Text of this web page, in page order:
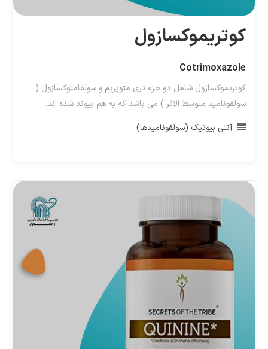
کوتریموکسازول
Cotrimoxazole
کوتریموکسازول شامل دو جزء تری متوپریم و سولفامتوکسازول (
سولفونامید متوسط الاثر ) می باشد که به هم پیوند شده اند.
آنتی بیوتیک (سولفونامیدها)